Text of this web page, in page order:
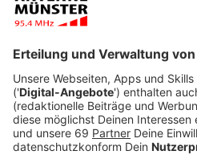
Anzeige
Gesundheitsamt
Anzeige
2600 münstersche